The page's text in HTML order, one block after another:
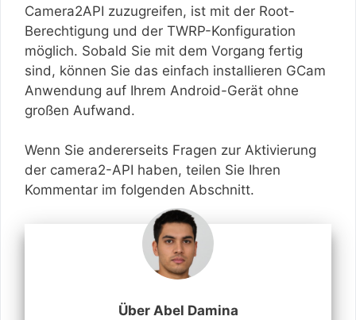
Camera2API zuzugreifen, ist mit der Root-
Berechtigung und der TWRP-Konfiguration
möglich. Sobald Sie mit dem Vorgang fertig
sind, können Sie das einfach installieren GCam
Anwendung auf Ihrem Android-Gerät ohne
großen Aufwand.
Wenn Sie andererseits Fragen zur Aktivierung
der camera2-API haben, teilen Sie Ihren
Kommentar im folgenden Abschnitt.
Über Abel Damina